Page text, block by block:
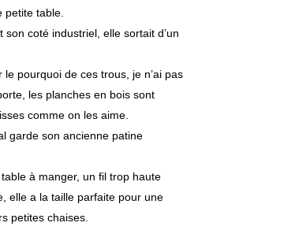
petite table.
son coté industriel, elle sortait d’un
le pourquoi de ces trous, je n’ai pas
les planches en bois sont
comme on les aime.
garde son ancienne patine
à manger, un fil trop haute
elle a la taille parfaite pour une
petites chaises.